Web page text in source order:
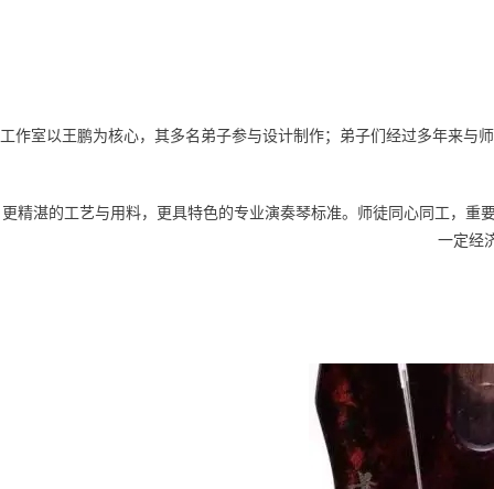
工作室以王鹏为核心，其多名弟子参与设计制作；弟子们经过多年来与
更精湛的工艺与用料，更具特色的专业演奏琴标准。师徒同心同工，
一定经